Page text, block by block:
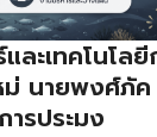
ละเทคโนโล
ม่ นายพงศ์ภั
รประมง